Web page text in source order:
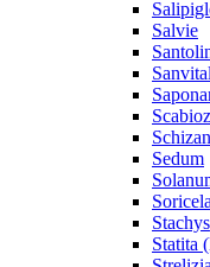
Salvie
Sedum
Soricela
Stachys
Statita